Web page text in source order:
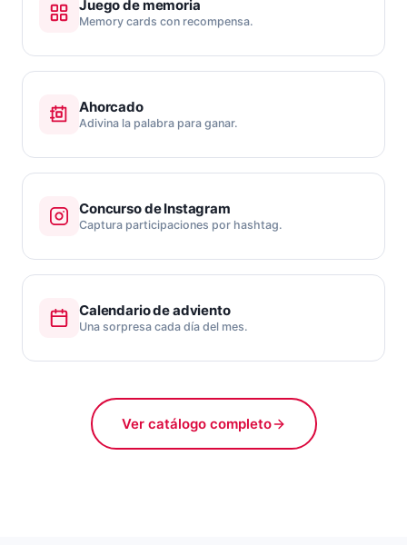
Juego de memoria
Memory cards con recompensa.
Ahorcado
Adivina la palabra para ganar.
Concurso de Instagram
Captura participaciones por hashtag.
Calendario de adviento
Una sorpresa cada día del mes.
Ver catálogo completo